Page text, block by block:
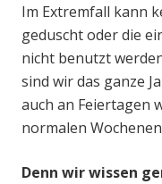
Im Extremfall kann
geduscht oder die
nicht benutzt
sind wir das ganze
auch an Feiertagen
normalen
Denn wir wissen